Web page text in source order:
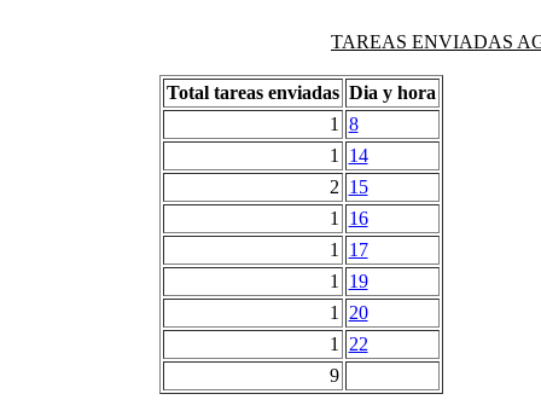
TAREAS ENVIADAS
Total tareas enviadas Dia y hora
1
8
1
14
2 15
1
16
1
17
1
19
1
20
1
22
9